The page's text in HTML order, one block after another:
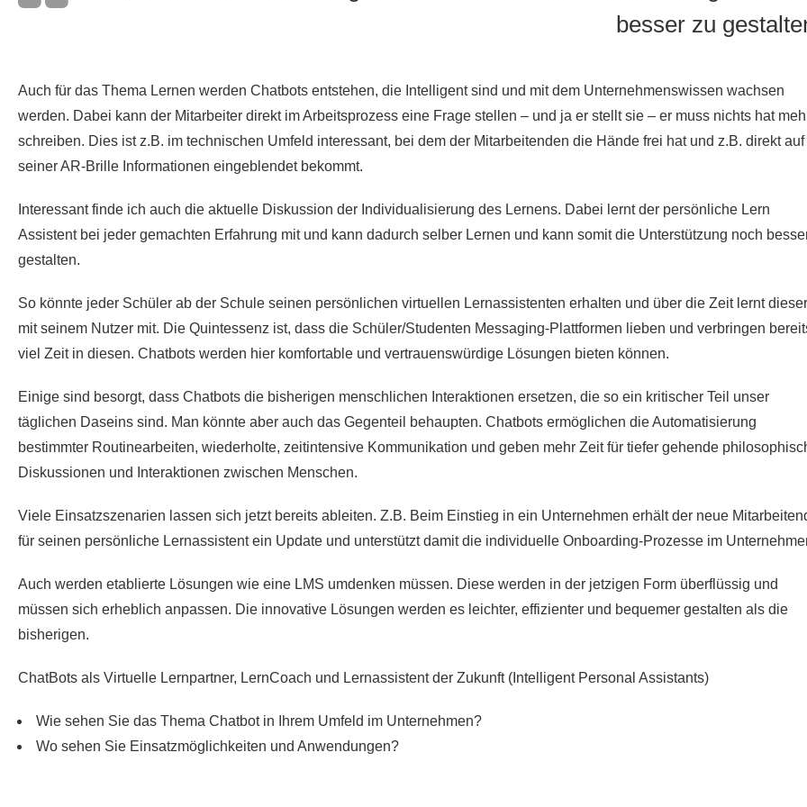
besser zu
Auch für das Thema Lernen werden Chatbots entstehen, die Intelligent sind und mit dem Unternehmenswissen wachsen
werden. Dabei kann der Mitarbeiter direkt im Arbeitsprozess eine Frage stellen – und ja er stellt sie – er muss nichts hat
schreiben. Dies ist z.B. im technischen Umfeld interessant, bei dem der Mitarbeitenden die Hände frei hat und z.B. direkt auf
seiner AR-Brille Informationen eingeblendet bekommt.
Interessant finde ich auch die aktuelle Diskussion der Individualisierung des Lernens. Dabei lernt der persönliche Lern
Assistent bei jeder gemachten Erfahrung mit und kann dadurch selber Lernen und kann somit die Unterstützung noch
gestalten.
So könnte jeder Schüler ab der Schule seinen persönlichen virtuellen Lernassistenten erhalten und über die Zeit lernt dieser
mit seinem Nutzer mit. Die Quintessenz ist, dass die Schüler/Studenten Messaging-Plattformen lieben und verbringen
viel Zeit in diesen. Chatbots werden hier komfortable und vertrauenswürdige Lösungen bieten können.
Einige sind besorgt, dass Chatbots die bisherigen menschlichen Interaktionen ersetzen, die so ein kritischer Teil unser
täglichen Daseins sind. Man könnte aber auch das Gegenteil behaupten. Chatbots ermöglichen die Automatisierung
bestimmter Routinearbeiten, wiederholte, zeitintensive Kommunikation und geben mehr Zeit für tiefer gehende
Diskussionen und Interaktionen zwischen Menschen.
Viele Einsatzszenarien lassen sich jetzt bereits ableiten. Z.B. Beim Einstieg in ein Unternehmen erhält der neue
für seinen persönliche Lernassistent ein Update und unterstützt damit die individuelle Onboarding-Prozesse im
Auch werden etablierte Lösungen wie eine LMS umdenken müssen. Diese werden in der jetzigen Form überflüssig und
müssen sich erheblich anpassen. Die innovative Lösungen werden es leichter, effizienter und bequemer gestalten als die
bisherigen.
ChatBots als Virtuelle Lernpartner, LernCoach und Lernassistent der Zukunft (Intelligent Personal Assistants)
Wie sehen Sie das Thema Chatbot in Ihrem Umfeld im Unternehmen?
Wo sehen Sie Einsatzmöglichkeiten und Anwendungen?